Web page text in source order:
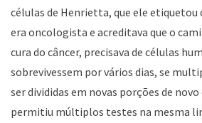
células de Henrietta, que ele etiquetou
era oncologista e acreditava que o
cura do câncer, precisava de células
sobrevivessem por vários dias, se
ser divididas em novas porções de novo
permitiu múltiplos testes na mesma